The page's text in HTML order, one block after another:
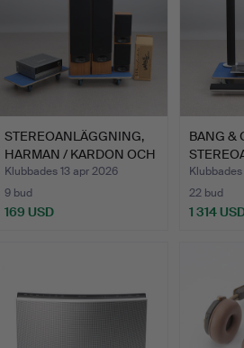
STEREOANLÄGGNING,
HARMAN / KARDON OCH
VALD…
Klubbades 13 apr 2026
9 bud
169 USD
BANG &
SJU
22 bud
1 314